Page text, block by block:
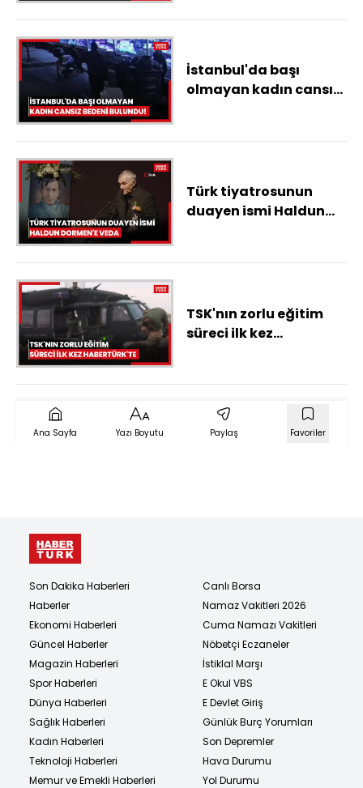
İstanbul'da başı
olmayan kadın cansız
Türk tiyatrosunun
duayen ismi Haldun
TSK'nın zorlu eğitim
süreci ilk kez
Ana Sayfa Yazı Boyutu Paylaş Favoriler
Son Dakika Haberleri
Haberler
Ekonomi Haberleri
Güncel Haberler
Magazin Haberleri
Spor Haberleri
Dünya Haberleri
Sağlık Haberleri
Kadın Haberleri
Teknoloji Haberleri
Memur ve Emekli Haberleri
Canlı Borsa
Namaz Vakitleri 2026
Cuma Namazı Vakitleri
Nöbetçi Eczaneler
İstiklal Marşı
E Okul VBS
E Devlet Giriş
Günlük Burç Yorumları
Son Depremler
Hava Durumu
Yol Durumu